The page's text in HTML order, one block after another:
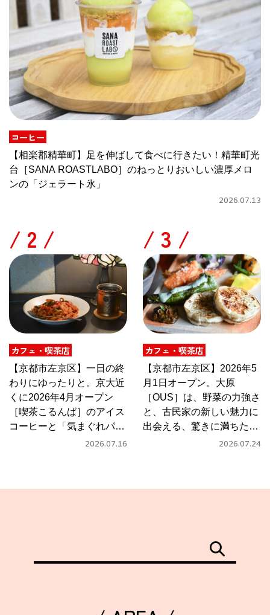
コーヒー
【相楽郡精華町】足を伸ばして食べに行きたい！精華町光
台［SANA ROASTLABO］のねっとりおいしい濃厚メロ
ンの「ジェラート氷」
2026.07.13
/
カフェ・喫茶店
【京都市左京区】一日の終
わりにゆったりと。京大近
くに2026年4月オープン
［喫茶こるんば］のアイス
コーヒーと「気まぐれパス
2026.07.16
/
カフェ・喫茶店
【京都市左京区】2026年5
月1日オープン。大原
［OUS］は、野菜の力強さ
と、古民家の新しい魅力に
出会える、驚きに満ちたカ
2026.07.24